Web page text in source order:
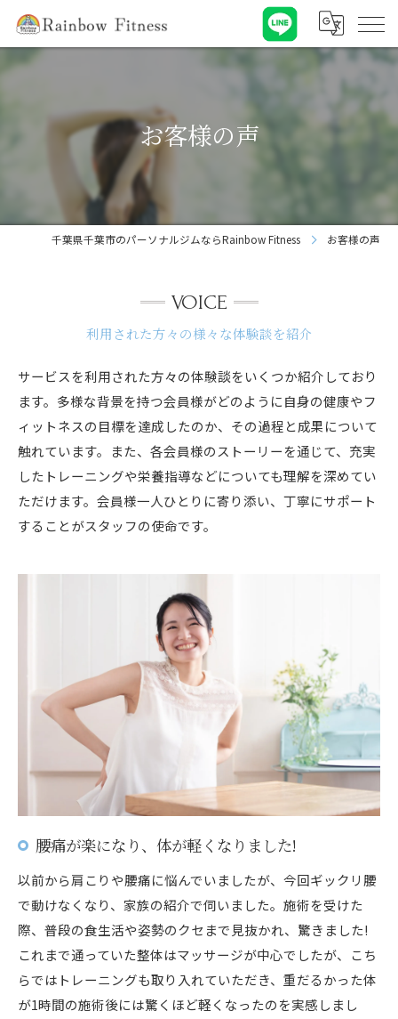
お客様の声
千葉県千葉市のパーソナルジムならRainbow Fitness お客様の声
VOICE
利用された方々の様々な体験談を紹介
サービスを利用された方々の体験談をいくつか紹介しており
ます。多様な背景を持つ会員様がどのように自身の健康やフ
ィットネスの目標を達成したのか、その過程と成果について
触れています。また、各会員様のストーリーを通じて、充実
したトレーニングや栄養指導などについても理解を深めてい
ただけます。会員様一人ひとりに寄り添い、丁寧にサポート
することがスタッフの使命です。
腰痛が楽になり、体が軽くなりました!
以前から肩こりや腰痛に悩んでいましたが、今回ギックリ腰
で動けなくなり、家族の紹介で伺いました。施術を受けた
際、普段の食生活や姿勢のクセまで見抜かれ、驚きました!
これまで通っていた整体はマッサージが中心でしたが、こち
らではトレーニングも取り入れていただき、重だるかった体
が1時間の施術後には驚くほど軽くなったのを実感しまし